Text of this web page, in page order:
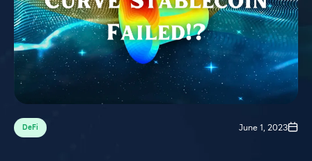
DeFi June 1, 2023